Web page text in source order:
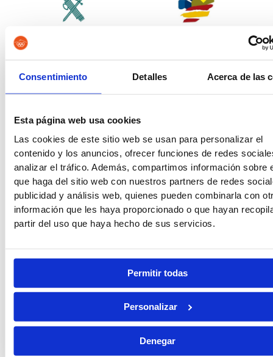
Consentimiento Detalles Acerca de las
Esta página web usa cookies
Las cookies de este sitio web se usan para personalizar el
contenido y los anuncios, ofrecer funciones de redes
analizar el tráfico. Además, compartimos información sobre
que haga del sitio web con nuestros partners de redes
publicidad y análisis web, quienes pueden combinarla con
información que les haya proporcionado o que hayan
partir del uso que haya hecho de sus servicios.
Permitir todas
Personalizar
Denegar
Vigilancia Aduanera
Oposiciones de Justicia Auxilio Judicial
Gestión Procesal